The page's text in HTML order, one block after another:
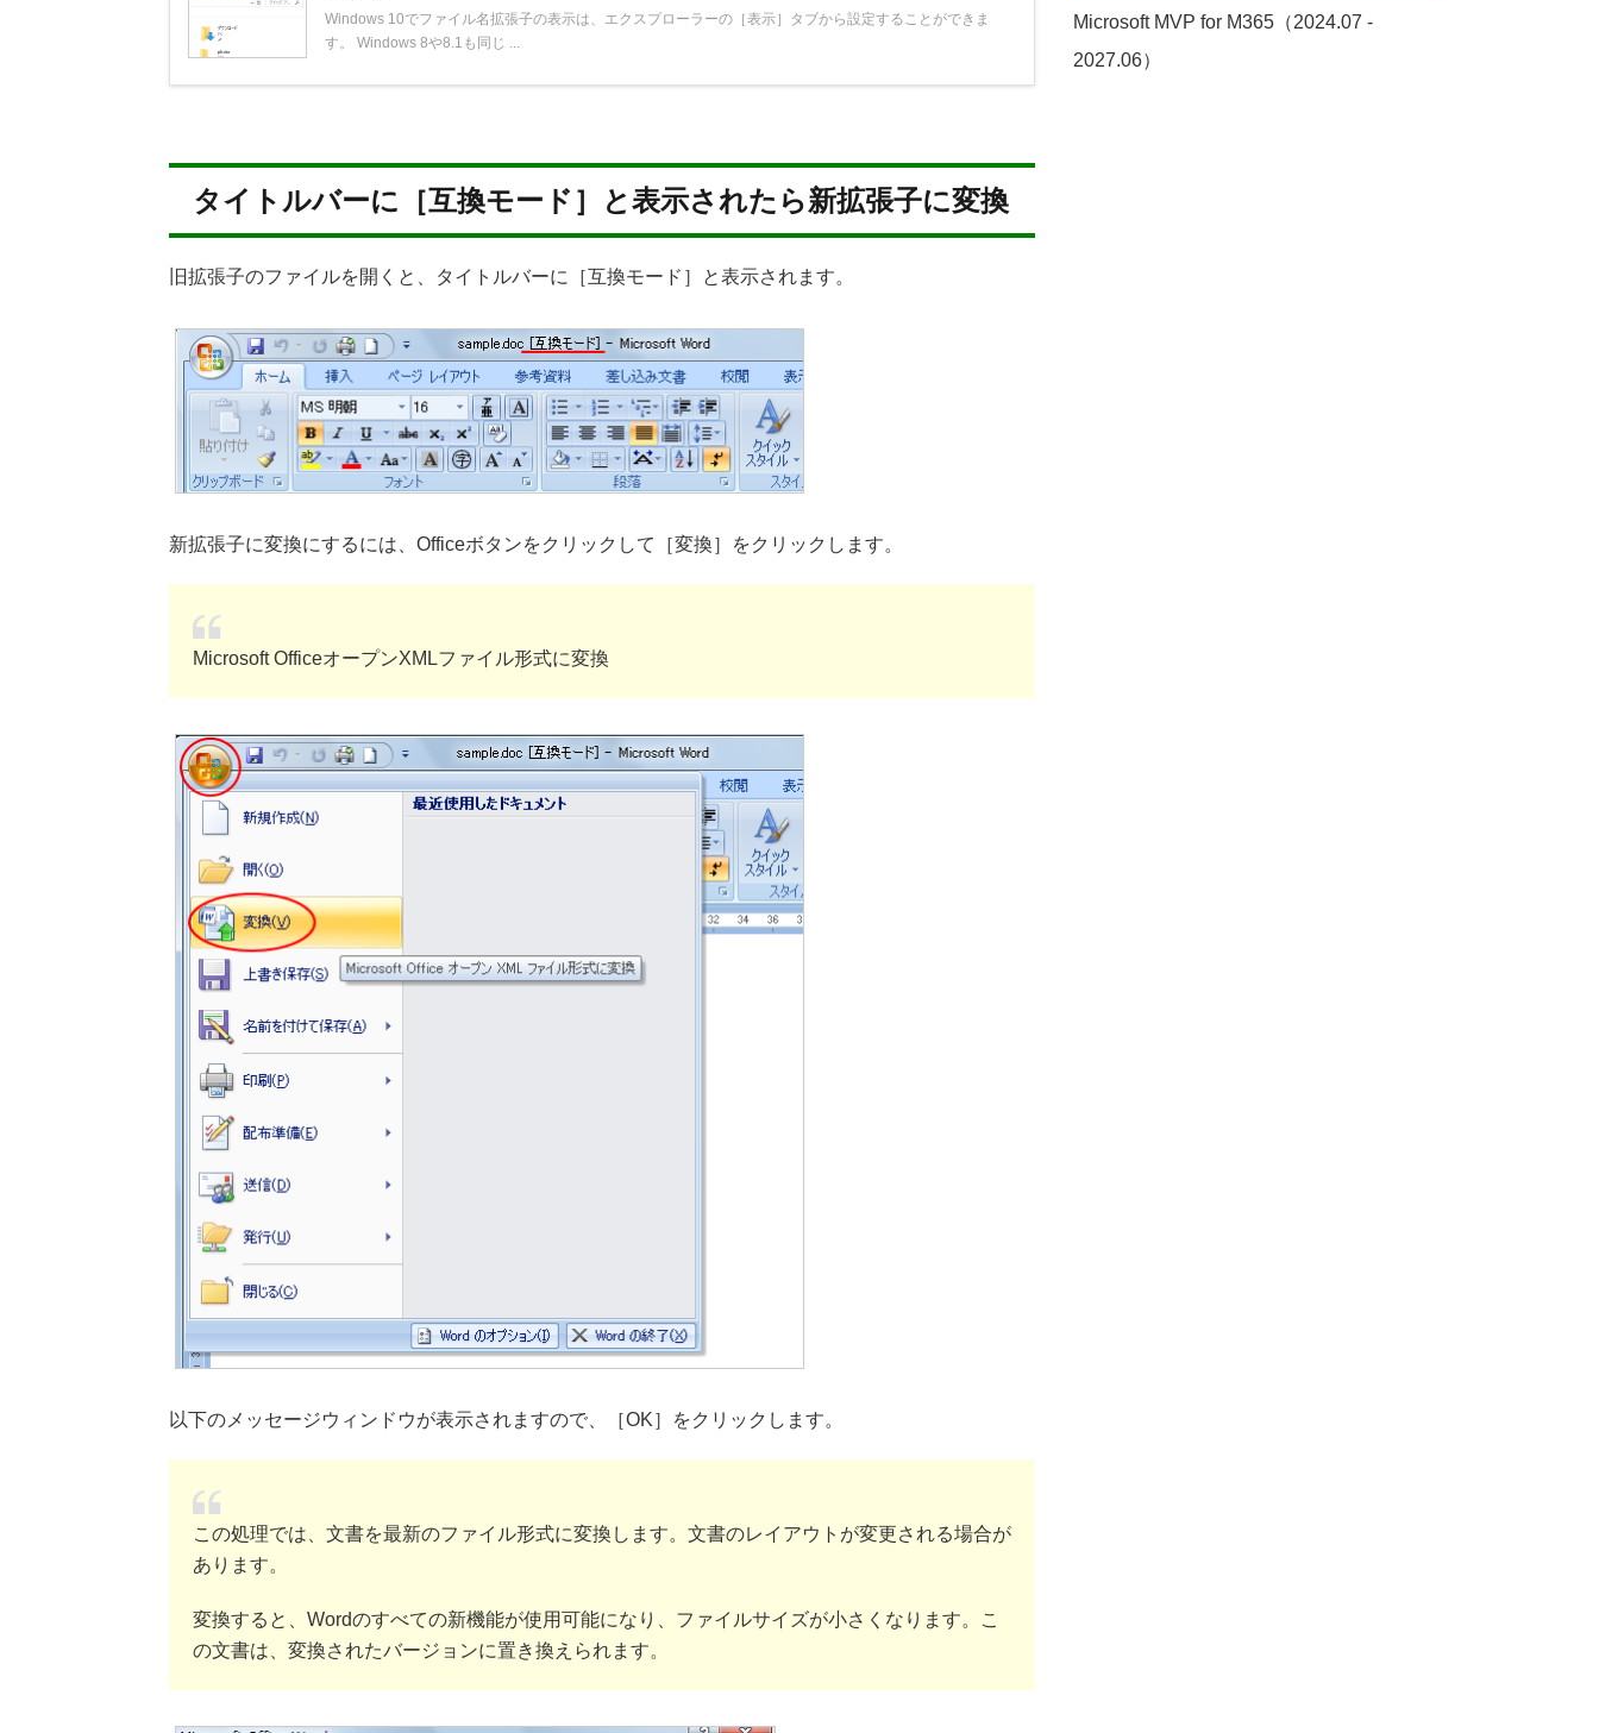
Windows 10でファイル名拡張子の表示は、エクスプローラーの［表示］タブから設定することができま
す。 Windows 8や8.1も同じ ...
タイトルバーに［互換モード］と表示されたら新拡張子に変換
旧拡張子のファイルを開くと、タイトルバーに［互換モード］と表示されます。
新拡張子に変換にするには、Officeボタンをクリックして［変換］をクリックします。
Microsoft OfficeオープンXMLファイル形式に変換
以下のメッセージウィンドウが表示されますので、［OK］をクリックします。
この処理では、文書を最新のファイル形式に変換します。文書のレイアウトが変更される場合が
あります。
変換すると、Wordのすべての新機能が使用可能になり、ファイルサイズが小さくなります。こ
の文書は、変換されたバージョンに置き換えられます。
Microsoft MVP for M365（2024.07 -
2027.06）